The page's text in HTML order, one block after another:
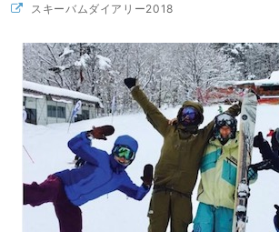
スキーバムダイアリー2018